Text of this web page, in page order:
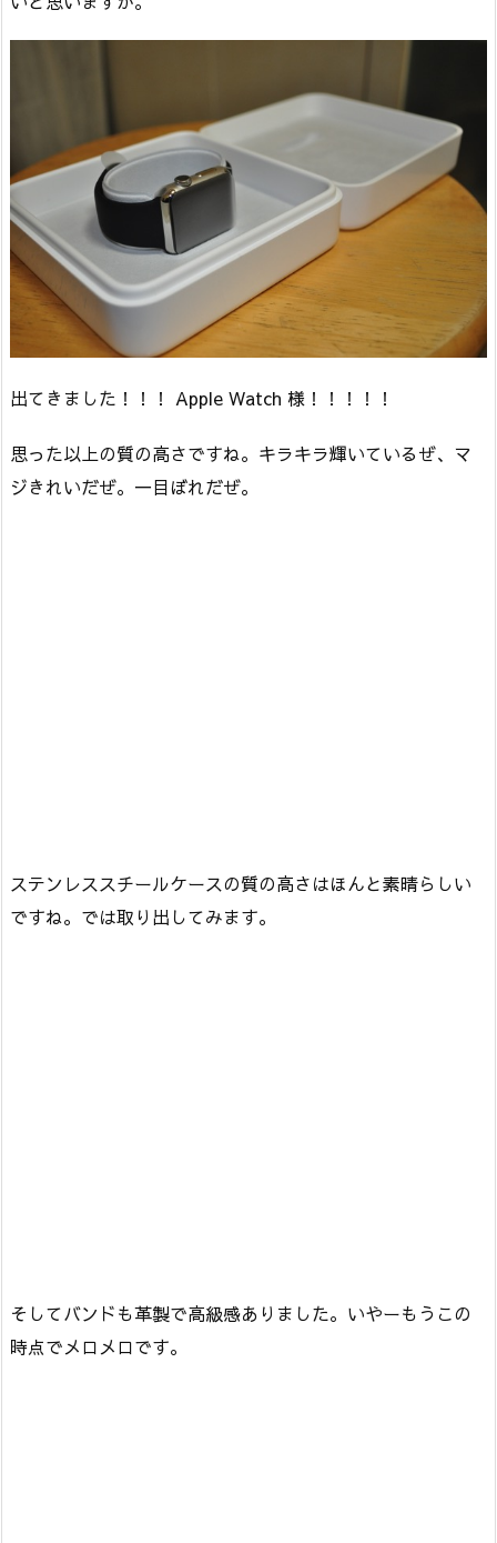
出てきました！！！ Apple Watch 様！！！！！
思った以上の質の高さですね。キラキラ輝いているぜ、マ
ジきれいだぜ。一目ぼれだぜ。
ステンレススチールケースの質の高さはほんと素晴らしい
ですね。では取り出してみます。
そしてバンドも革製で高級感ありました。いやーもうこの
時点でメロメロです。